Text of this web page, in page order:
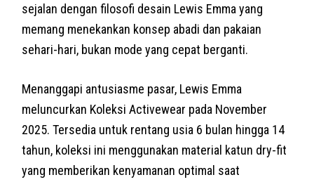
sejalan dengan filosofi desain Lewis Emma yang
memang menekankan konsep abadi dan pakaian
sehari-hari, bukan mode yang cepat berganti.
Menanggapi antusiasme pasar, Lewis Emma
meluncurkan Koleksi Activewear pada November
2025. Tersedia untuk rentang usia 6 bulan hingga 14
tahun, koleksi ini menggunakan material katun dry-fit
yang memberikan kenyamanan optimal saat